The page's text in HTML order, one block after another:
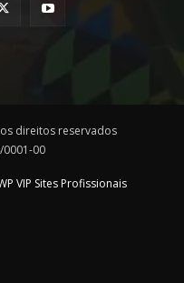
direitos reservados
0001-00
VIP Sites Profissionais